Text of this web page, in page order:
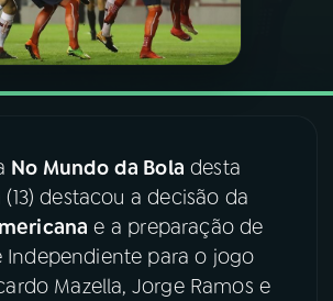
MÚSICA
No Mundo da Bola desta
destacou a decisão da
e a preparação de
Independiente para o jogo
Mazella, Jorge Ramos e